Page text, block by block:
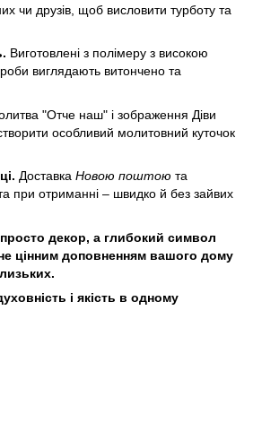
чи друзів, щоб висловити турботу та
Виготовлені з полімеру з високою
виглядають витончено та
"Отче наш" і зображення Діви
особливий молитовний куточок
Доставка Новою поштою та
при отриманні – швидко й без зайвих
декор, а глибокий символ
цінним доповненням вашого дому
і якість в одному